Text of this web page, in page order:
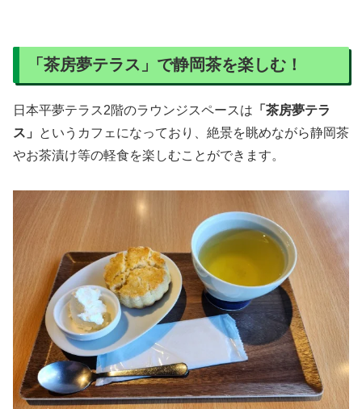
「茶房夢テラス」で静岡茶を楽しむ！
日本平夢テラス2階のラウンジスペースは 「茶房夢テラ
ス」
というカフェになっており、絶景を眺めながら静岡茶
やお茶漬け等の軽食を楽しむことができます。